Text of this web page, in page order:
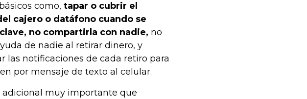
como, tapar o cubrir el
cajero o datáfono cuando se
no compartirla con nadie, no
de nadie al retirar dinero, y
las notificaciones de cada retiro para
por mensaje de texto al celular.
adicional muy importante que